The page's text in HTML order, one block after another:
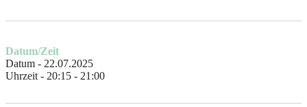
Datum/Zeit
Datum - 22.07.2025
Uhrzeit - 20:15 - 21:00